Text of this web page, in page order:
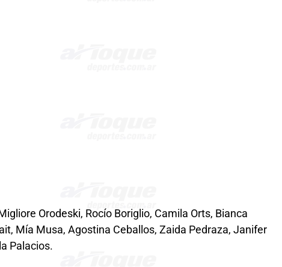
Orodeski, Rocío Boriglio, Camila Orts, Bianca
Mía Musa, Agostina Ceballos, Zaida Pedraza, Janifer
Palacios.